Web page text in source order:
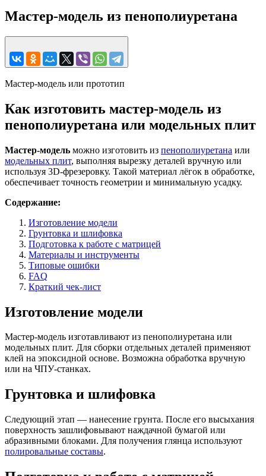
Мастер-модель из пенополиуретана
Мастер-модель или прототип
Как изготовить мастер-модель из
пенополиуретана или модельных плит
Мастер-модель можно изготовить из пенополиуретана или
модельных плит, выполняя вырезку деталей вручную или
используя 3D-фрезеровку. Такой материал лёгок в обработке,
обеспечивает точность геометрии и минимальную усадку.
Содержание:
Изготовление модели
Грунтовка и шлифовка
Подготовка к работе с матрицей
Материалы и инструменты
Типовые ошибки
FAQ
Краткий чек-лист
Изготовление модели
Мастер-модель изготавливают из пенополиуретана или
модельных плит. Для сборки отдельных деталей применяют
клей на эпоксидной основе. Возможна обработка вручную
или на ЧПУ-станках.
Грунтовка и шлифовка
Следующий этап — нанесение грунта. После его высыхания
поверхность зашлифовывают наждачной бумагой или
абразивными блоками. Для получения глянца используют
полировальные составы.